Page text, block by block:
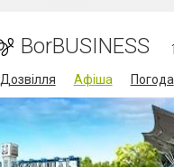
BorBUSINESS
Дозвілля Афіша Погода